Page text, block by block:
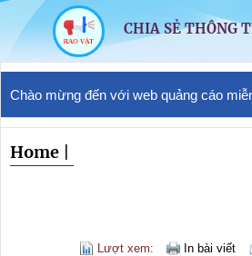
CHIA SẺ THÔNG
Chào mừng đến với web quảng cáo
Home
Lượt xem: In bài viết